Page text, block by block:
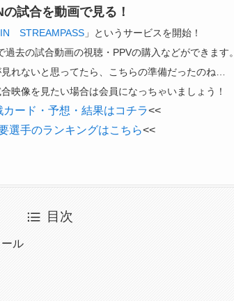
の試合を動画で見る！
STREAMPASS」というサービスを開始！
過去の試合動画の視聴・PPVの購入などができます。
れないと思ってたら、こちらの準備だったのね…
映像を見たい場合は会員になっちゃいましょう！
カード・予想・結果はコチラ<<
選手のランキングはこちら<<
目次
ル